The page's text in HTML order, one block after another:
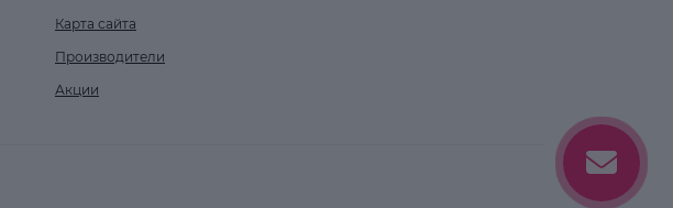
Карта сайта
Производители
Акции